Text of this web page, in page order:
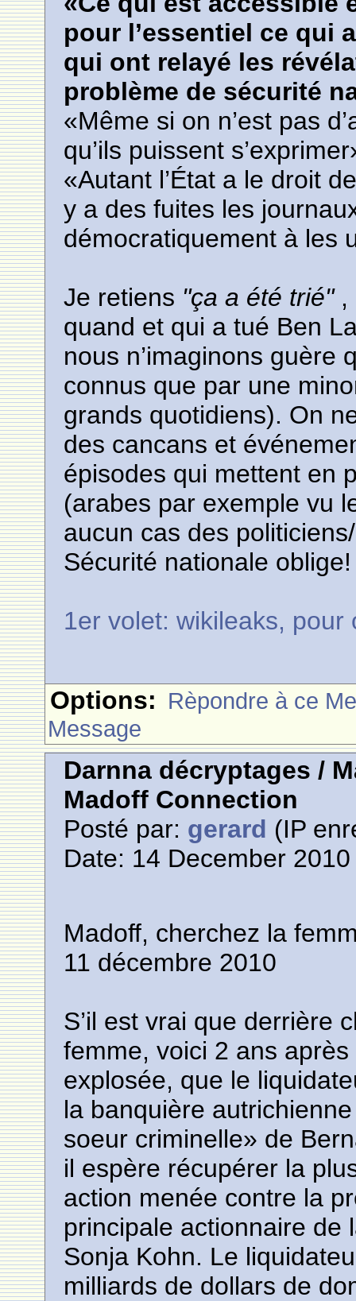
pour l’essentiel ce qui
qui ont relayé les
problème de sécurité
«Même si on n’est pas
qu’ils puissent
«Autant l’État a le droit
y a des fuites les
démocratiquement à les
Je retiens "ça a été trié" ,
quand et qui a tué Ben
nous n’imaginons guère
connus que par une
grands quotidiens). On
des cancans et
épisodes qui mettent en
(arabes par exemple vu
aucun cas des
Sécurité nationale oblige!
1er volet: wikileaks, pour
Options: Rèpondre à ce
Message
Darnna décryptages /
Madoff Connection
Posté par: gerard (IP
Date: 14 December
Madoff, cherchez la
11 décembre 2010
S’il est vrai que derrière
femme, voici 2 ans après
explosée, que le
la banquière
soeur criminelle» de
il espère récupérer la
action menée contre la
principale actionnaire de
Sonja Kohn. Le
milliards de dollars de